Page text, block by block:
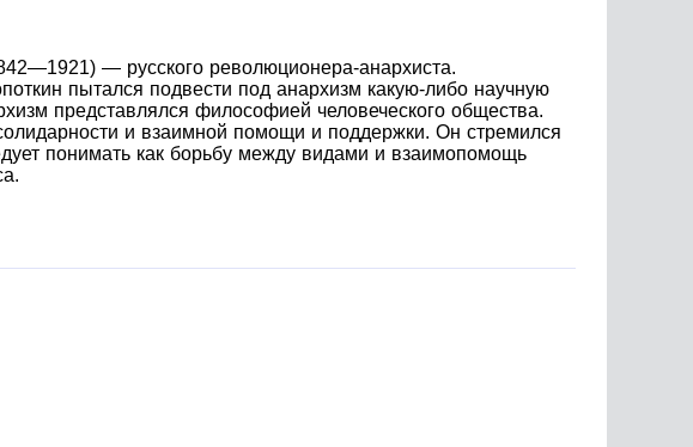
— русского революционера-анархиста.
пытался подвести под анархизм какую-либо научную
представлялся философией человеческого общества.
и взаимной помощи и поддержки. Он стремился
понимать как борьбу между видами и взаимопомощь